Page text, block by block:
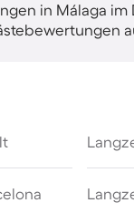
in Málaga